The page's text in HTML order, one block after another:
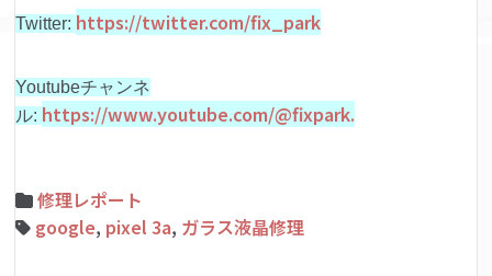
Twitter: https://twitter.com/fix_park
Youtubeチャンネ
ル: https://www.youtube.com/@fixpark.
修理レポート
google, pixel 3a, ガラス液晶修理